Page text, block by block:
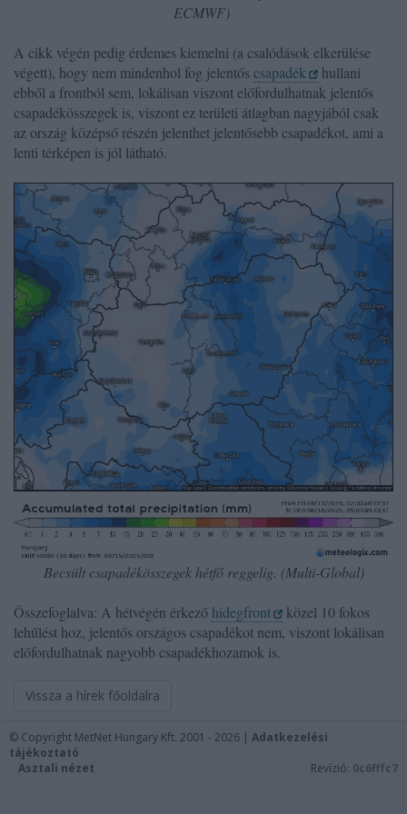
ECMWF)
A cikk végén pedig érdemes kiemelni (a csalódások elkerülése
végett), hogy nem mindenhol fog jelentőscsapadék
hullani
ebből a frontból sem, lokálisan viszont előfordulhatnak jelentős
csapadékösszegek is, viszont ez területi átlagban nagyjából csak
az ország középső részén jelenthet jelentősebb csapadékot, ami a
lenti térképen is jól látható.
Becsült csapadékösszegek hétfő reggelig. (Multi-Global)
Összefoglalva: A hétvégén érkező hidegfront
közel 10 fokos
lehűlést hoz, jelentős országos csapadékot nem, viszont lokálisan
előfordulhatnak nagyobb csapadékhozamok is.
Vissza a hírek főoldalra
© Copyright MetNet Hungary Kft. 2001 - 2026 | Adatkezelési
tájékoztató
Asztali nézet
Revízió: 0c6fffc7